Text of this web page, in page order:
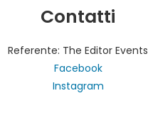
Contatti
Referente: The Editor Events
Facebook
Instagram